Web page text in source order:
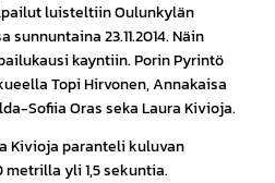
luisteltiin Oulunkylän
23.11.2014. Näin
kayntiin. Porin Pyrintö
Topi Hirvonen, Annakaisa
Sofiia Oras seka Laura Kivioja.
Kivioja paranteli kuluvan
yli 1,5 sekuntia.